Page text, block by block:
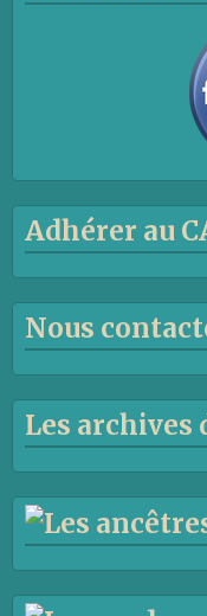
Adhérer au
Nous
Les archives